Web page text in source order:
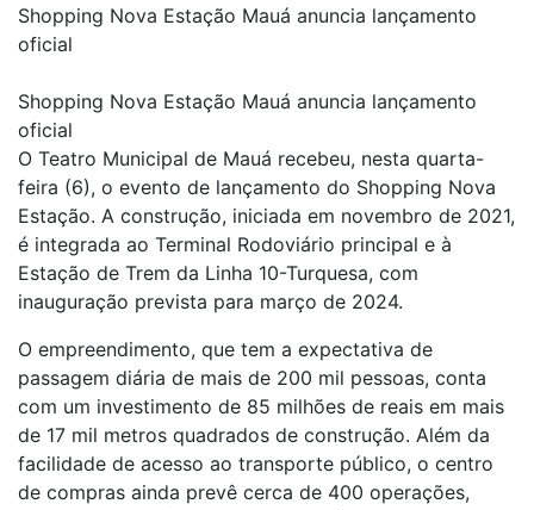
Shopping Nova Estação Mauá anuncia lançamento
oficial
Shopping Nova Estação Mauá anuncia lançamento
oficial
O Teatro Municipal de Mauá recebeu, nesta quarta-
feira (6), o evento de lançamento do Shopping Nova
Estação. A construção, iniciada em novembro de 2021,
é integrada ao Terminal Rodoviário principal e à
Estação de Trem da Linha 10-Turquesa, com
inauguração prevista para março de 2024.
O empreendimento, que tem a expectativa de
passagem diária de mais de 200 mil pessoas, conta
com um investimento de 85 milhões de reais em mais
de 17 mil metros quadrados de construção. Além da
facilidade de acesso ao transporte público, o centro
de compras ainda prevê cerca de 400 operações,